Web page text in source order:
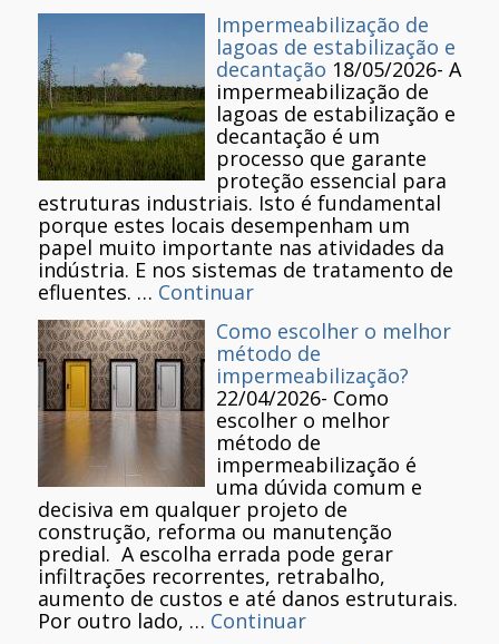
Impermeabilização de
lagoas de estabilização e
decantação 18/05/2026- A
impermeabilização de
lagoas de estabilização e
decantação é um
processo que garante
proteção essencial para
estruturas industriais. Isto é fundamental
porque estes locais desempenham um
papel muito importante nas atividades da
indústria. E nos sistemas de tratamento de
efluentes. … Continuar
Como escolher o melhor
método de
impermeabilização?
22/04/2026- Como
escolher o melhor
método de
impermeabilização é
uma dúvida comum e
decisiva em qualquer projeto de
construção, reforma ou manutenção
predial. A escolha errada pode gerar
infiltrações recorrentes, retrabalho,
aumento de custos e até danos estruturais.
Por outro lado, … Continuar